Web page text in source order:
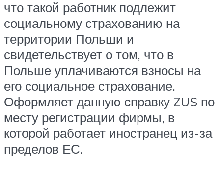
что такой работник подлежит
социальному страхованию на
территории Польши и
свидетельствует о том, что в
Польше уплачиваются взносы на
его социальное страхование.
Оформляет данную справку ZUS по
месту регистрации фирмы, в
которой работает иностранец из-за
пределов ЕС.